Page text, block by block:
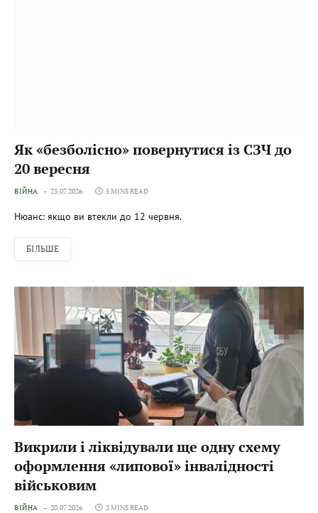
Як «безболісно» повернутися із СЗЧ до
20 вересня
ВІЙНА 23.07.2026 5 MINS READ
Нюанс: якщо ви втекли до 12 червня.
БІЛЬШЕ
Викрили і ліквідували ще одну схему
оформлення «липової» інвалідності
військовим
ВІЙНА 20.07.2026 2 MINS READ